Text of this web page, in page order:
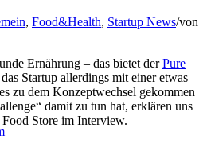
, Food&Health, Startup News/von
Ernährung – das bietet derPure
Startup allerdings mit einer etwas
zu dem Konzeptwechsel gekommen
damit zu tun hat, erklären uns
Store im Interview.